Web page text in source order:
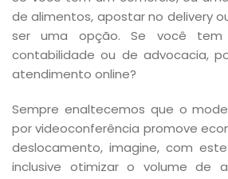
de alimentos, apostar no delivery
ser uma opção. Se você tem
contabilidade ou de advocacia,
atendimento online?
Sempre enaltecemos que o
por videoconferência promove
deslocamento, imagine, com
inclusive otimizar o volume de